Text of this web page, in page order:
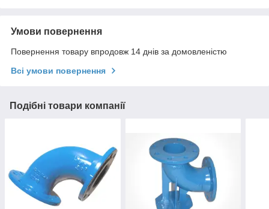
Умови повернення
Повернення товару впродовж 14 днів за домовленістю
Всі умови повернення
Подібні товари компанії